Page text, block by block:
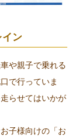
イン
や親子で乗れる
で行っていま
らせてはいかが
子様向けの「お